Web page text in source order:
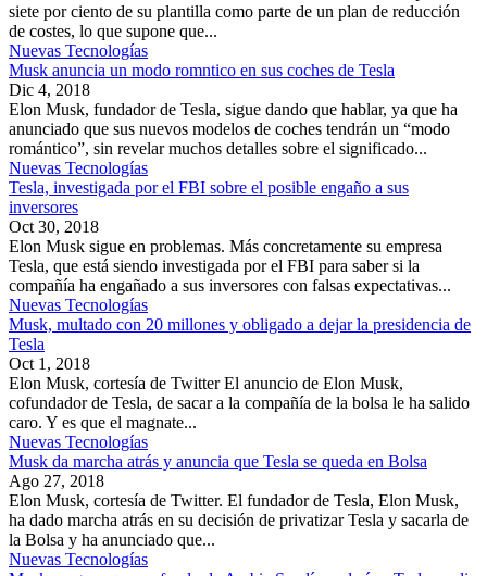
siete por ciento de su plantilla como parte de un plan de reducción
de costes, lo que supone que...
Nuevas Tecnologías
Musk anuncia un modo romntico en sus coches de Tesla
Dic 4, 2018
Elon Musk, fundador de Tesla, sigue dando que hablar, ya que ha
anunciado que sus nuevos modelos de coches tendrán un “modo
romántico”, sin revelar muchos detalles sobre el significado...
Nuevas Tecnologías
Tesla, investigada por el FBI sobre el posible engaño a sus
inversores
Oct 30, 2018
Elon Musk sigue en problemas. Más concretamente su empresa
Tesla, que está siendo investigada por el FBI para saber si la
compañía ha engañado a sus inversores con falsas expectativas...
Nuevas Tecnologías
Musk, multado con 20 millones y obligado a dejar la presidencia de
Tesla
Oct 1, 2018
Elon Musk, cortesía de Twitter El anuncio de Elon Musk,
cofundador de Tesla, de sacar a la compañía de la bolsa le ha salido
caro. Y es que el magnate...
Nuevas Tecnologías
Musk da marcha atrás y anuncia que Tesla se queda en Bolsa
Ago 27, 2018
Elon Musk, cortesía de Twitter. El fundador de Tesla, Elon Musk,
ha dado marcha atrás en su decisión de privatizar Tesla y sacarla de
la Bolsa y ha anunciado que...
Nuevas Tecnologías